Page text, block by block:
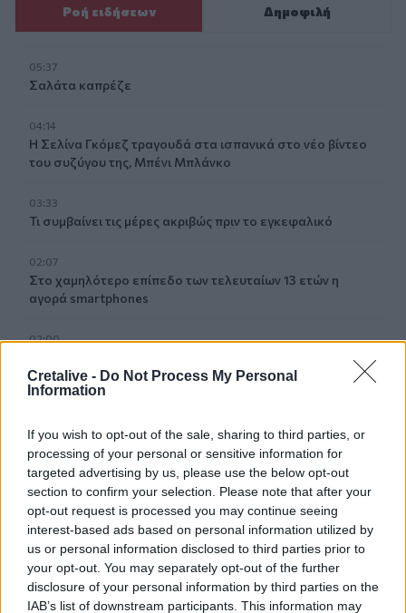
Cretalive - Do Not Process My Personal
Information
If you wish to opt-out of the sale, sharing to third parties, or
processing of your personal or sensitive information for
targeted advertising by us, please use the below opt-out
section to confirm your selection. Please note that after your
opt-out request is processed you may continue seeing
interest-based ads based on personal information utilized by
us or personal information disclosed to third parties prior to
your opt-out. You may separately opt-out of the further
disclosure of your personal information by third parties on the
IAB’s list of downstream participants. This information may
Ροή ειδήσεων Δημοφιλή
05:37
Σαλάτα καπρέζε
04:14
Η Σελίνα Γκόμεζ τραγουδά στα ισπανικά στο νέο βίντεο
του συζύγου της, Μπένι Μπλάνκο
03:33
Τι συμβαίνει τις μέρες ακριβώς πριν το εγκεφαλικό
02:07
Στο χαμηλότερο επίπεδο των τελευταίων 13 ετών η
αγορά smartphones
02:00
πανεπιστημίου στα 18 του χρόνια
Γιατί του Σωτήρος τρώμε ψάρι και ευλογούμε τα πρώτα
σταφύλια
23:55
Βρετανία: Η κυβέρνηση δεν θα προχωρήσει σε διεξαγωγή
έρευνας για τον Έπστιν
23:49
ΗΠΑ: Ο Ζούκερμπεργκ ζήτησε συγγνώμη από την
κυβέρνηση της Ινδίας για περιεχόμενο και λάθη της Meta